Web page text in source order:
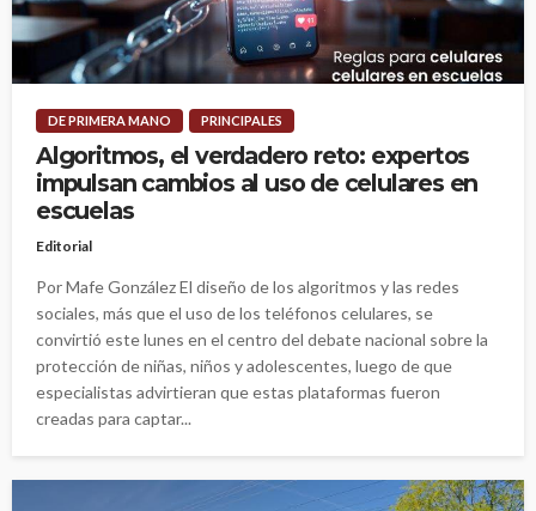
DE PRIMERA MANO PRINCIPALES
Algoritmos, el verdadero reto: expertos
impulsan cambios al uso de celulares en
escuelas
Editorial
Por Mafe González El diseño de los algoritmos y las redes
sociales, más que el uso de los teléfonos celulares, se
convirtió este lunes en el centro del debate nacional sobre la
protección de niñas, niños y adolescentes, luego de que
especialistas advirtieran que estas plataformas fueron
creadas para captar...